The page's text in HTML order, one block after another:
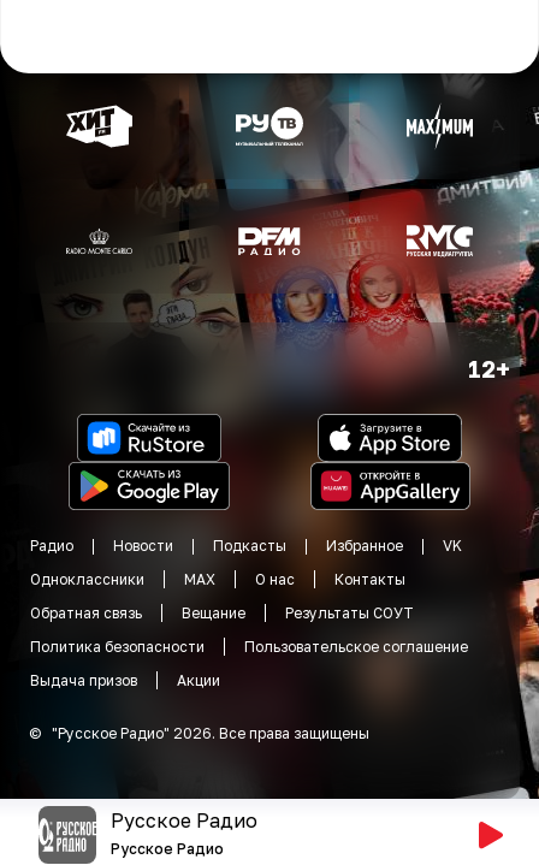
12+
Радио Новости Подкасты Избранное
VK
Одноклассники
MAX О нас
Контакты
Обратная связь
Вещание
Результаты СОУТ
Политика безопасности
Пользовательское соглашение
Выдача призов
Акции
© "Русское Радио" 2026. Все права защищены
Русское Радио
Русское Радио